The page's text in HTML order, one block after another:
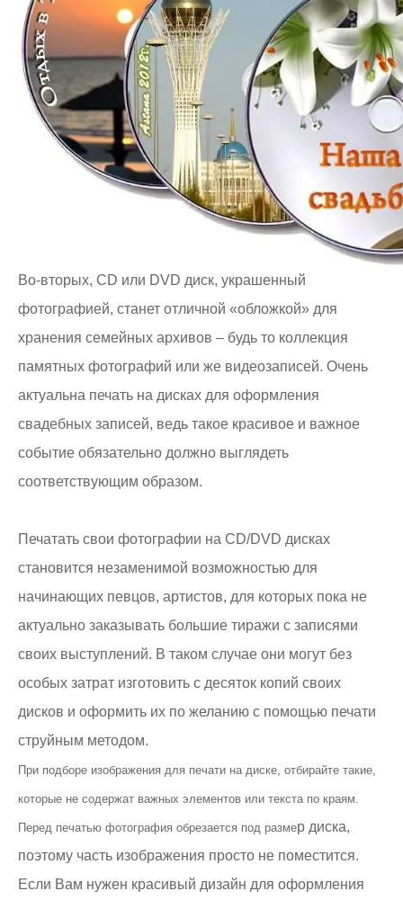
Во-вторых, CD или DVD диск, украшенный
фотографией, станет отличной «обложкой» для
хранения семейных архивов – будь то коллекция
памятных фотографий или же видеозаписей. Очень
актуальна печать на дисках для оформления
свадебных записей, ведь такое красивое и важное
событие обязательно должно выглядеть
соответствующим образом.
Печатать свои фотографии на CD/DVD дисках
становится незаменимой возможностью для
начинающих певцов, артистов, для которых пока не
актуально заказывать большие тиражи с записями
своих выступлений. В таком случае они могут без
особых затрат изготовить с десяток копий своих
дисков и оформить их по желанию с помощью печати
струйным методом.
При подборе изображения для печати на диске, отбирайте такие,
которые не содержат важных элементов или текста по краям.
Перед печатью фотография обрезается под размер диска,
поэтому часть изображения просто не поместится.
Если Вам нужен красивый дизайн для оформления